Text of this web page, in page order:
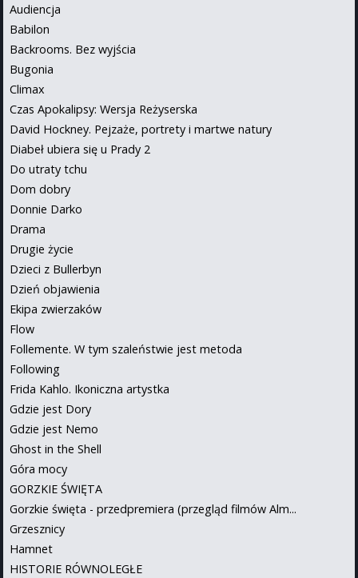
Audiencja
Babilon
Backrooms. Bez wyjścia
Bugonia
Climax
Czas Apokalipsy: Wersja Reżyserska
David Hockney. Pejzaże, portrety i martwe natury
Diabeł ubiera się u Prady 2
Do utraty tchu
Dom dobry
Donnie Darko
Drama
Drugie życie
Dzieci z Bullerbyn
Dzień objawienia
Ekipa zwierzaków
Flow
Follemente. W tym szaleństwie jest metoda
Following
Frida Kahlo. Ikoniczna artystka
Gdzie jest Dory
Gdzie jest Nemo
Ghost in the Shell
Góra mocy
GORZKIE ŚWIĘTA
Gorzkie święta - przedpremiera (przegląd filmów Alm...
Grzesznicy
Hamnet
HISTORIE RÓWNOLEGŁE